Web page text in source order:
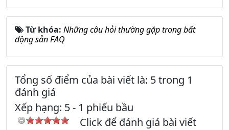
Từ khóa: Những câu hỏi thường gặp trong bất
động sản FAQ
Tổng số điểm của bài viết là: 5 trong 1
đánh giá
Xếp hạng: 5- 1 phiếu bầu
Click để đánh giá bài viết